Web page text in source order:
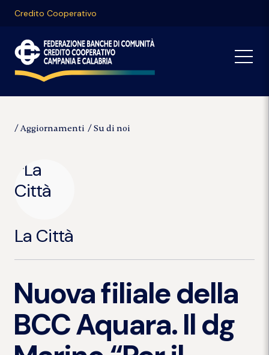
Credito Cooperativo
Aggiornamenti Su di noi
La Città
Nuova filiale della
BCC Aquara. Il dg